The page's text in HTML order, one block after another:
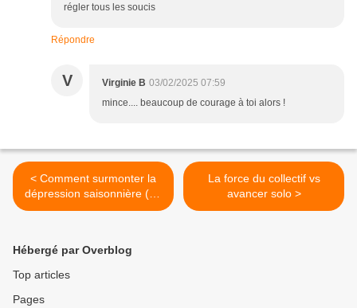
régler tous les soucis
Répondre
V Virginie B 03/02/2025 07:59
mince.... beaucoup de courage à toi alors !
< Comment surmonter la
dépression saisonnière (au
cas où)
La force du collectif vs
avancer solo >
Hébergé par Overblog
Top articles
Pages